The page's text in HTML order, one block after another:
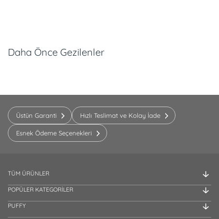
Daha Önce Gezilenler
Üstün Garanti Hızlı Teslimat ve Kolay İade
Esnek Ödeme Seçenekleri
TÜM ÜRÜNLER
POPÜLER KATEGORİLER
PUFFY